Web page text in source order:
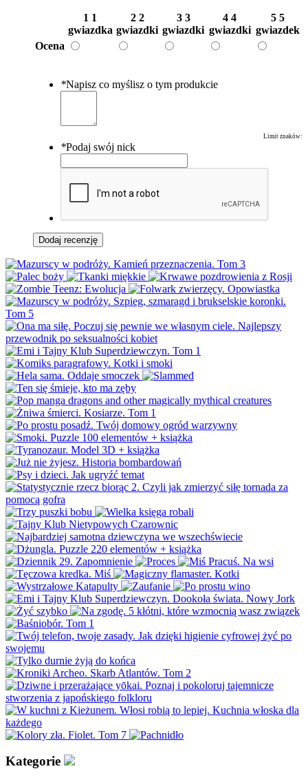
1 1
gwiazdka
2 2
gwiazdki
3 3
gwiazdki
4 4
gwiazdki
5 5
gwiazdek
Ocena
*Napisz co myślisz o tym produkcie
Limit znaków:
*Podaj swój nick
Dodaj recenzję
Kategorie